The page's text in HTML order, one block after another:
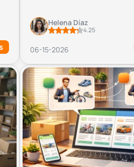
Helena Díaz
4.25
06-15-2026